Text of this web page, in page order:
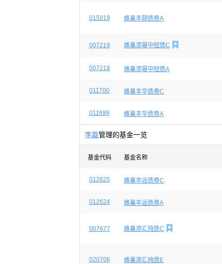
015019 蜂巢丰颐债券A
007219 蜂巢添幂中短债C 
007218 蜂巢添幂中短债A
011700 蜂巢丰华债券C
011699 蜂巢丰华债券A
李磊管理的基金一览
基金代码 基金名称
012625 蜂巢丰远债券C
012624 蜂巢丰远债券A
007677 蜂巢添汇纯债C 
020706 蜂巢添汇纯债E